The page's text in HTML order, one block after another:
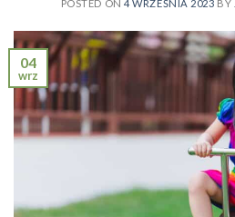
POSTED ON4 WRZEŚNIA 2023 BY
04
wrz